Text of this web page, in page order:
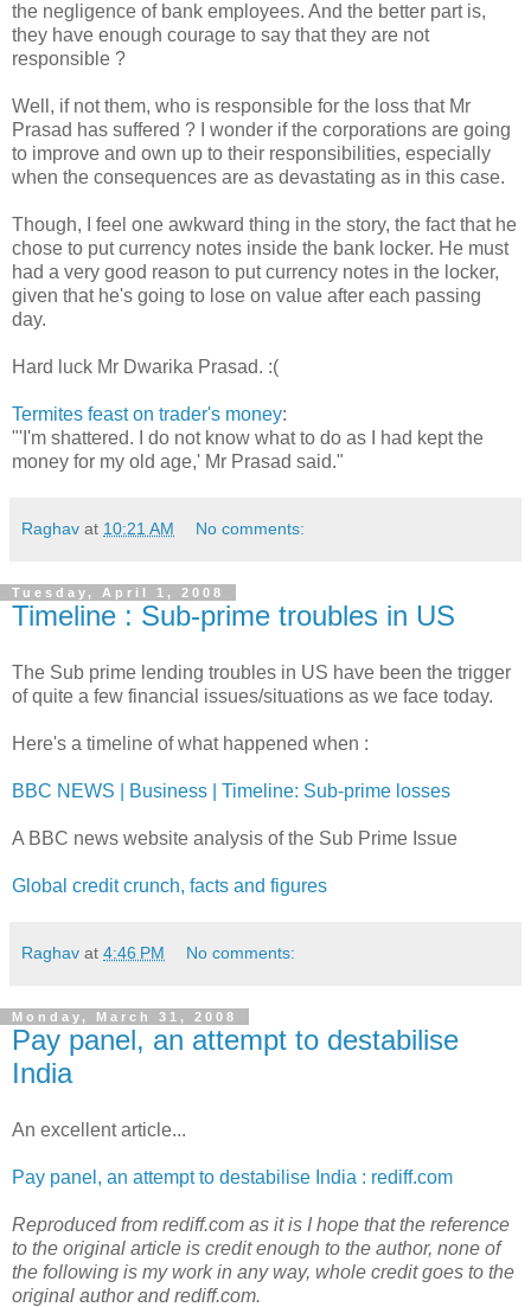
the negligence of bank employees. And the better part is,
they have enough courage to say that they are not
responsible ?
Well, if not them, who is responsible for the loss that Mr
Prasad has suffered ? I wonder if the corporations are going
to improve and own up to their responsibilities, especially
when the consequences are as devastating as in this case.
Though, I feel one awkward thing in the story, the fact that he
chose to put currency notes inside the bank locker. He must
had a very good reason to put currency notes in the locker,
given that he's going to lose on value after each passing
day.
Hard luck Mr Dwarika Prasad. :(
Termites feast on trader's money:
"'I'm shattered. I do not know what to do as I had kept the
money for my old age,' Mr Prasad said."
Raghav at 10:21 AM No comments:
Tuesday, April 1, 2008
Timeline : Sub-prime troubles in US
The Sub prime lending troubles in US have been the trigger
of quite a few financial issues/situations as we face today.
Here's a timeline of what happened when :
BBC NEWS | Business | Timeline: Sub-prime losses
A BBC news website analysis of the Sub Prime Issue
Global credit crunch, facts and figures
Raghav at 4:46 PM No comments:
Monday, March 31, 2008
Pay panel, an attempt to destabilise
India
An excellent article...
Pay panel, an attempt to destabilise India : rediff.com
Reproduced from rediff.com as it is I hope that the reference
to the original article is credit enough to the author, none of
the following is my work in any way, whole credit goes to the
original author and rediff.com.